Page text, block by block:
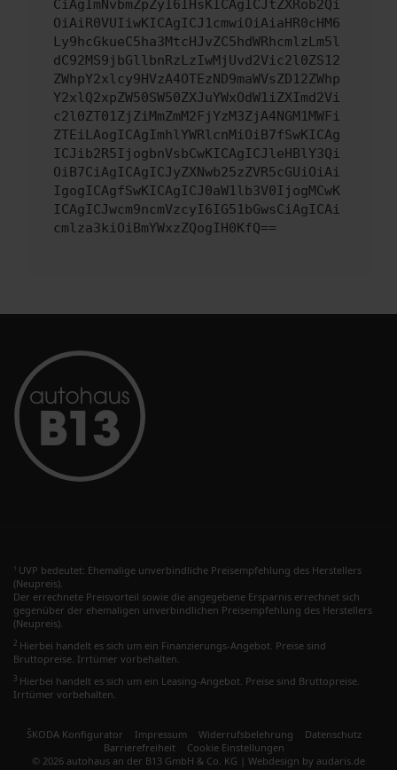
CiAgImNvbmZpZyI6IHsKICAgICJtZXRob2Qi
OiAiR0VUIiwKICAgICJ1cmwiOiAiaHR0cHM6
Ly9hcGkueC5ha3MtcHJvZC5hdWRhcmlzLm5l
dC92MS9jbGllbnRzLzIwMjUvd2Vic2l0ZS12
ZWhpY2xlcy9HVzA4OTEzND9maWVsZD12ZWhp
Y2xlQ2xpZW50SW50ZXJuYWxOdW1iZXImd2Vi
c2l0ZT01ZjZiMmZmM2FjYzM3ZjA4NGM1MWFi
ZTEiLAogICAgImhlYWRlcnMiOiB7fSwKICAg
ICJib2R5IjogbnVsbCwKICAgICJleHBlY3Qi
OiB7CiAgICAgICJyZXNwb25zZVR5cGUiOiAi
IgogICAgfSwKICAgICJ0aW1lb3V0IjogMCwK
ICAgICJwcm9ncmVzcyI6IG51bGwsCiAgICAi
cmlza3kiOiBmYWxzZQogIH0KfQ==
1 UVP bedeutet: Ehemalige unverbindliche Preisempfehlung des Herstellers
(Neupreis).
Der errechnete Preisvorteil sowie die angegebene Ersparnis errechnet sich
gegenüber der ehemaligen unverbindlichen Preisempfehlung des Herstellers
(Neupreis).
2 Hierbei handelt es sich um ein Finanzierungs-Angebot. Preise sind
Bruttopreise. Irrtümer vorbehalten.
3 Hierbei handelt es sich um ein Leasing-Angebot. Preise sind Bruttopreise.
Irrtümer vorbehalten.
ŠKODA Konfigurator Impressum Widerrufsbelehrung
Datenschutz
Barrierefreiheit
Cookie Einstellungen
© 2026 autohaus an der B13 GmbH & Co. KG | Webdesign by audaris.de